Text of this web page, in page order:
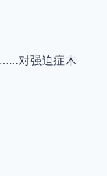
对强迫症木